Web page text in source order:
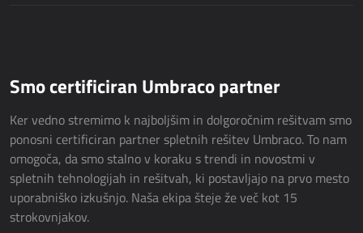
AllForAutoClub
Platforma Zdravniki
HRM - KADROVSKA SLUŽBA
Power Registration & Planning
Smo certificiran Umbraco partner
Ker vedno stremimo k najboljšim in dolgoročnim rešitvam smo
ponosni certificiran partner spletnih rešitev Umbraco. To nam
omogoča, da smo stalno v koraku s trendi in novostmi v
spletnih tehnologijah in rešitvah, ki postavljajo na prvo mesto
uporabniško izkušnjo. Naša ekipa šteje že več kot 15
strokovnjakov.